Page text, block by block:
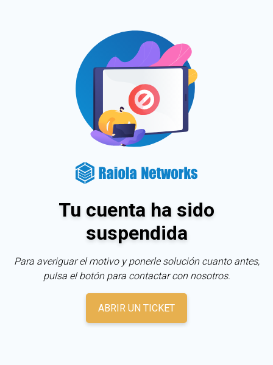
Tu cuenta ha sido
suspendida
Para averiguar el motivo y ponerle solución cuanto antes,
pulsa el botón para contactar con nosotros.
ABRIR UN TICKET